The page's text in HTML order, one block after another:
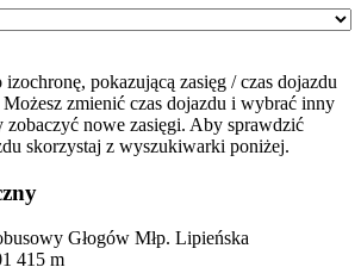
pokazującą zasięg / czas dojazdu
zmienić czas dojazdu i wybrać inny
zobaczyć nowe zasięgi. Aby sprawdzić
skorzystaj z wyszukiwarki poniżej.
Głogów Młp. Lipieńska
415 m